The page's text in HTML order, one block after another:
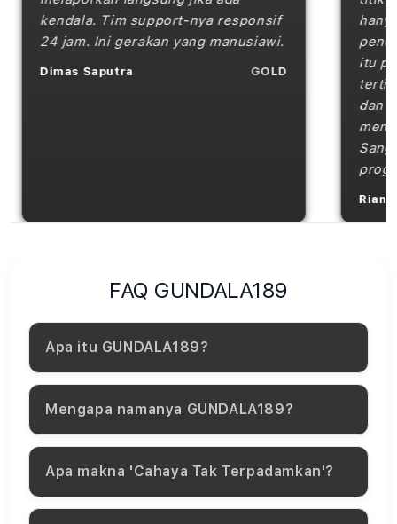
kendala. Tim support-nya responsif
24 jam. Ini gerakan yang manusiawi.
Dimas Saputra GOLD
hanya
itu
dan
Rian
FAQ GUNDALA189
Apa itu GUNDALA189?
Mengapa namanya GUNDALA189?
Apa makna 'Cahaya Tak Terpadamkan'?